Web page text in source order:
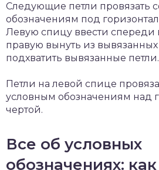
Следующие петли провязать
обозначениям под
Левую спицу ввести спереди
правую вынуть из вывязанных
подхватить вывязанные петли.
Петли на левой спице
условным обозначениям над
чертой.
Все об условных
обозначениях: как